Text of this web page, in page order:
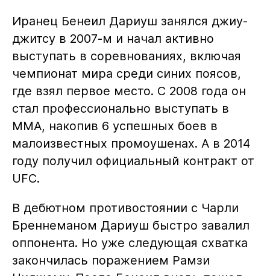
Иранец Бенеил Дариуш занялся джиу-
джитсу в 2007-м и начал активно
выступать в соревнованиях, включая
чемпионат мира среди синих поясов,
где взял первое место. С 2008 года он
стал профессионально выступать в
ММА, накопив 6 успешных боев в
малоизвестных промоушенах. А в 2014
году получил официальный контракт от
UFC.
В дебютном противостоянии с Чарли
Бреннеманом Дариуш быстро завалил
оппонента. Но уже следующая схватка
закончилась поражением Рамзи